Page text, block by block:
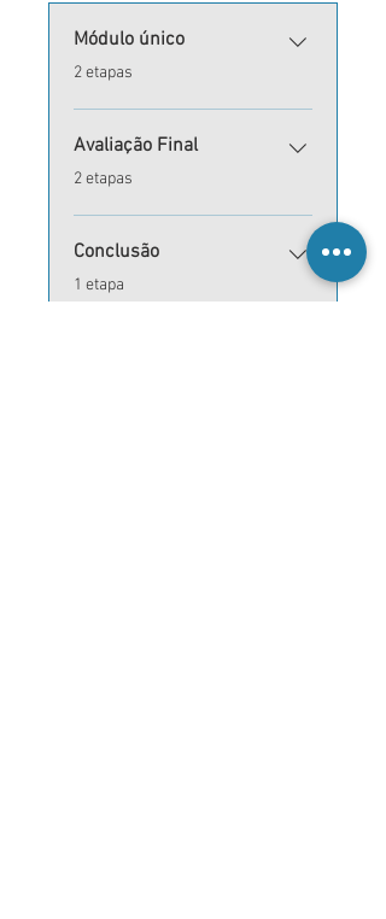
Módulo único
.2 etapas
Avaliação Final
.2 etapas
Conclusão
.1 etapa